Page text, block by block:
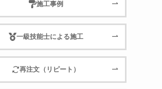
施工事例
一級技能士による施工
再注文（リピート）